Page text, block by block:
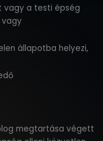
vagy a testi épség
vagy
állapotba helyezi,
megtartása végett